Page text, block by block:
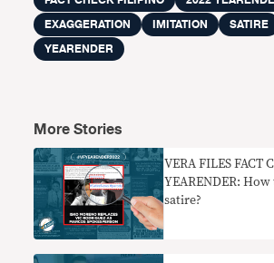
EXAGGERATION
IMITATION SATIRE
YEARENDER
More Stories
VERA FILES FACT
YEARENDER:
satire?